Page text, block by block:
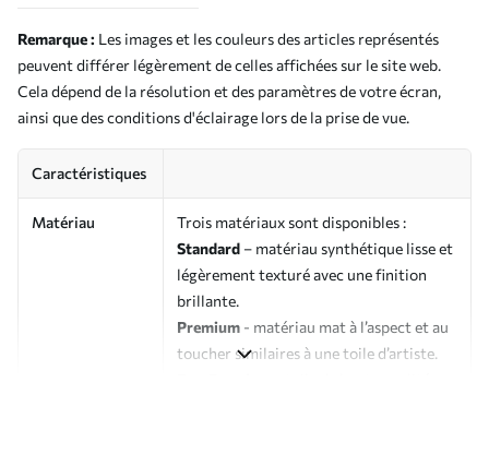
Remarque : Les images et les couleurs des articles représentés
peuvent différer légèrement de celles affichées sur le site web.
Cela dépend de la résolution et des paramètres de votre écran,
ainsi que des conditions d'éclairage lors de la prise de vue.
Caractéristiques
Matériau
Trois matériaux sont disponibles :
Standard – matériau synthétique lisse et
légèrement texturé avec une finition
brillante.
Premium - matériau mat à l’aspect et au
toucher similaires à une toile d’artiste.